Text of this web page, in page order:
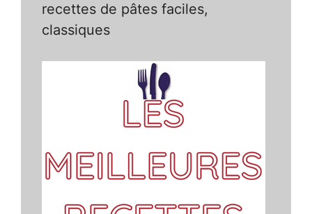
recettes de pâtes faciles,
classiques